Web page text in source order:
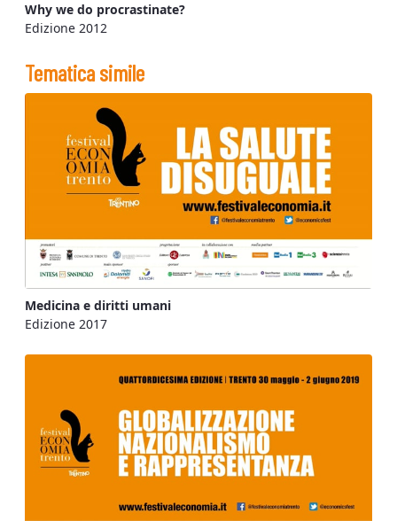
Why we do procrastinate?
Edizione 2012
Tematica simile
Medicina e diritti umani
Edizione 2017